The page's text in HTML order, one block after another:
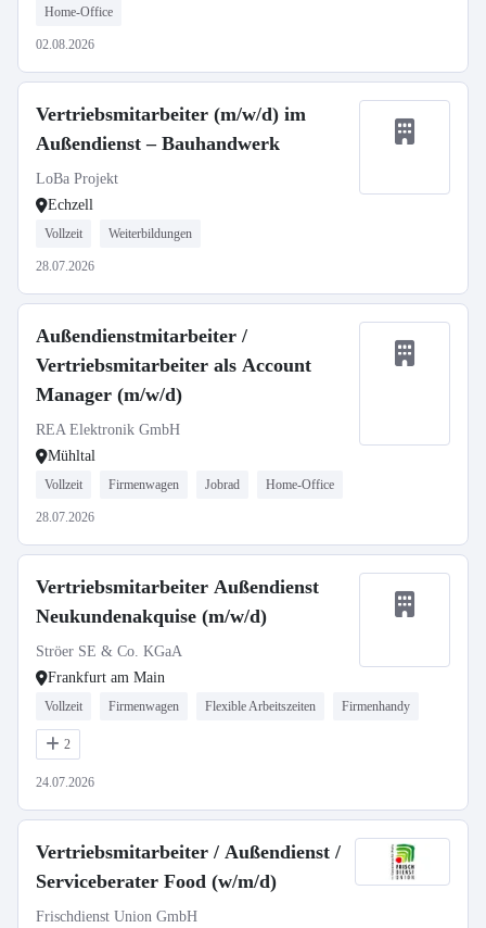
Home-Office
02.08.2026
Vertriebsmitarbeiter (m/w/d) im
Außendienst – Bauhandwerk
LoBa Projekt
Echzell
Vollzeit Weiterbildungen
28.07.2026
Außendienstmitarbeiter /
Vertriebsmitarbeiter als Account
Manager (m/w/d)
REA Elektronik GmbH
Mühltal
Vollzeit Firmenwagen Jobrad Home-Office
28.07.2026
Vertriebsmitarbeiter Außendienst
Neukundenakquise (m/w/d)
Ströer SE & Co. KGaA
Frankfurt am Main
Vollzeit Firmenwagen Flexible Arbeitszeiten Firmenhandy
2
24.07.2026
Vertriebsmitarbeiter / Außendienst /
Serviceberater Food (w/m/d)
Frischdienst Union GmbH